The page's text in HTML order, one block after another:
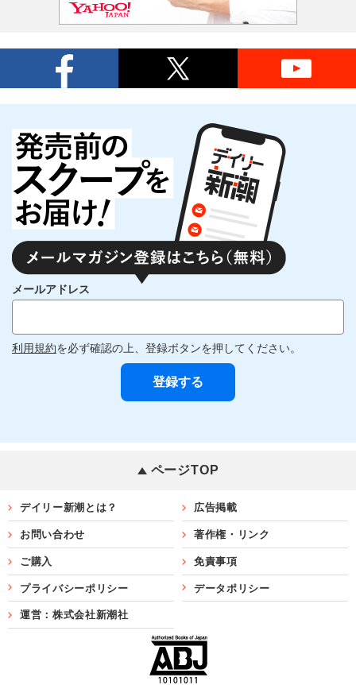
メールアドレス
利用規約を必ず確認の上、登録ボタンを押してください。
ページTOP
デイリー新潮とは？ 広告掲載
お問い合わせ 著作権・リンク
ご購入 免責事項
プライバシーポリシー データポリシー
運営：株式会社新潮社